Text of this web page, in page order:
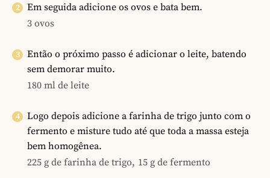
Em seguida adicione os ovos e bata bem.
3 ovos
Então o próximo passo é adicionar o leite, batendo
sem demorar muito.
180 ml de leite
Logo depois adicione a farinha de trigo junto com o
fermento e misture tudo até que toda a massa esteja
bem homogênea.
225 g de farinha de trigo, 15 g de fermento